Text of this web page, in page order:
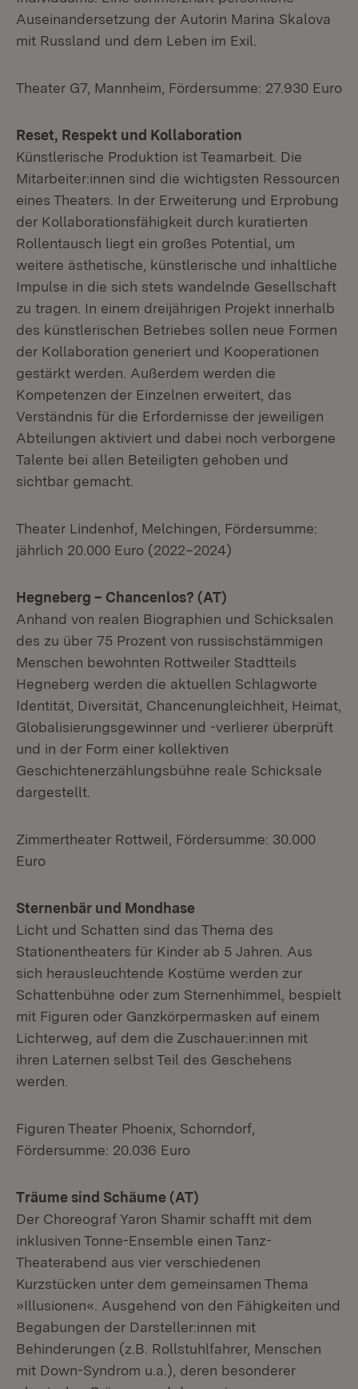
Auseinandersetzung der Autorin Marina Skalova
mit Russland und dem Leben im Exil.
Theater G7, Mannheim, Fördersumme: 27.930 Euro
Reset, Respekt und Kollaboration
Künstlerische Produktion ist Teamarbeit. Die
Mitarbeiter:innen sind die wichtigsten Ressourcen
eines Theaters. In der Erweiterung und Erprobung
der Kollaborationsfähigkeit durch kuratierten
Rollentausch liegt ein großes Potential, um
weitere ästhetische, künstlerische und inhaltliche
Impulse in die sich stets wandelnde Gesellschaft
zu tragen. In einem dreijährigen Projekt innerhalb
des künstlerischen Betriebes sollen neue Formen
der Kollaboration generiert und Kooperationen
gestärkt werden. Außerdem werden die
Kompetenzen der Einzelnen erweitert, das
Verständnis für die Erfordernisse der jeweiligen
Abteilungen aktiviert und dabei noch verborgene
Talente bei allen Beteiligten gehoben und
sichtbar gemacht.
Theater Lindenhof, Melchingen, Fördersumme:
jährlich 20.000 Euro (2022–2024)
Hegneberg – Chancenlos? (AT)
Anhand von realen Biographien und Schicksalen
des zu über 75 Prozent von russischstämmigen
Menschen bewohnten Rottweiler Stadtteils
Hegneberg werden die aktuellen Schlagworte
Identität, Diversität, Chancenungleichheit, Heimat,
Globalisierungsgewinner und -verlierer überprüft
und in der Form einer kollektiven
Geschichtenerzählungsbühne reale Schicksale
dargestellt.
Zimmertheater Rottweil, Fördersumme: 30.000
Euro
Sternenbär und Mondhase
Licht und Schatten sind das Thema des
Stationentheaters für Kinder ab 5 Jahren. Aus
sich herausleuchtende Kostüme werden zur
Schattenbühne oder zum Sternenhimmel, bespielt
mit Figuren oder Ganzkörpermasken auf einem
Lichterweg, auf dem die Zuschauer:innen mit
ihren Laternen selbst Teil des Geschehens
werden.
Figuren Theater Phoenix, Schorndorf,
Fördersumme: 20.036 Euro
Träume sind Schäume (AT)
Der Choreograf Yaron Shamir schafft mit dem
inklusiven Tonne-Ensemble einen Tanz-
Theaterabend aus vier verschiedenen
Kurzstücken unter dem gemeinsamen Thema
»Illusionen«. Ausgehend von den Fähigkeiten und
Begabungen der Darsteller:innen mit
Behinderungen (z.B. Rollstuhlfahrer, Menschen
mit Down-Syndrom u.a.), deren besonderer